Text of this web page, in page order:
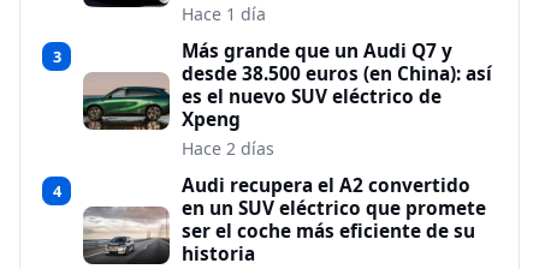
Hace 1 día
3
Más grande que un Audi Q7 y
desde 38.500 euros (en China): así
es el nuevo SUV eléctrico de
Xpeng
Hace 2 días
4
Audi recupera el A2 convertido
en un SUV eléctrico que promete
ser el coche más eficiente de su
historia